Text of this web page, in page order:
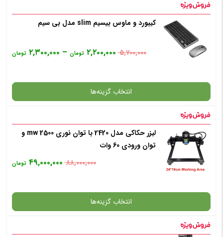
✧ چت با پشتیبان واتس آپ
✧ چت با پشتیبان واتس آپ
کیبورد و ماوس بیسیم slim مدل بی سیم
۵,۷۰۰,۰۰۰ ۲,۲۰۰,۰۰۰ تومان – ۲,۳۰۰,۰۰۰ تومان
انتخاب گزینه‌ها
گارانتی
انتخاب رنگ: نوک مدادی
لیزر حکاکی مدل 2420 با توان نوری 2500 mw و
توان ورودی 60 وات
۸۸,۰۰۰,۰۰۰ ۴۹,۰۰۰,۰۰۰ تومان
انتخاب گزینه‌ها